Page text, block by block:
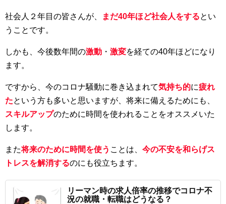
社会人２年目の皆さんが、 まだ40年ほど社会人をするとい
うことです。
しかも、今後数年間の激動 ・ 激変を経ての40年ほどになり
ます。
ですから、今のコロナ騒動に巻き込まれて気持ち的に疲れ
たという方も多いと思いますが、将来に備えるためにも、
スキルアップのために時間を使われることをオススメいた
します。
また将来のために時間を使う ことは、 今の不安を和らげス
トレスを解消するのにも役立ちます。
リーマン時の求人倍率の推移でコロナ不
況の就職・転職はどうなる？